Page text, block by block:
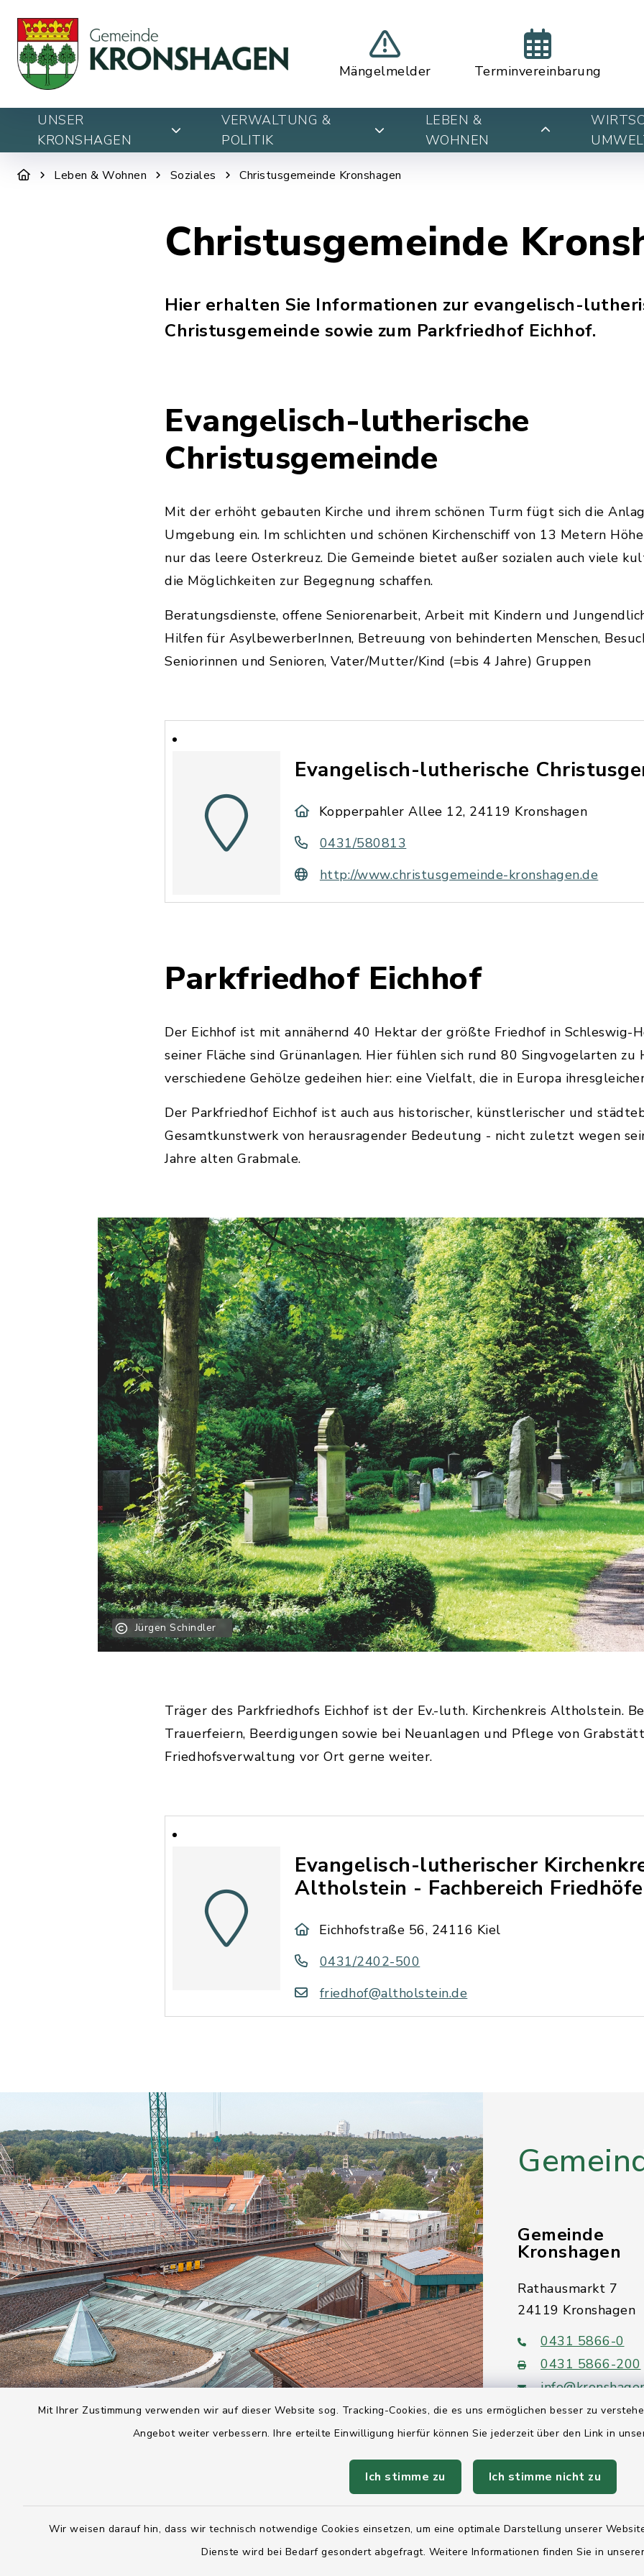
Mit Ihrer Zustimmung verwenden wir auf dieser Website sog. Tracking-Cookies, die es uns ermöglichen besser zu
Angebot weiter verbessern. Ihre erteilte Einwilligung hierfür können Sie jederzeit über den Link in
Ich stimme zu Ich stimme nicht zu
Wir weisen darauf hin, dass wir technisch notwendige Cookies einsetzen, um eine optimale Darstellung unserer
Dienste wird bei Bedarf gesondert abgefragt. Weitere Informationen finden Sie in
Mängelmelder Terminvereinbarung
UNSER
KRONSHAGEN
VERWALTUNG &
POLITIK
LEBEN &
WOHNEN
Leben & Wohnen Soziales Christusgemeinde Kronshagen
Christusgemeinde
Hier erhalten Sie Informationen zur evangelisch-
Christusgemeinde sowie zum Parkfriedhof Eichhof.
Evangelisch-lutherische
Christusgemeinde
Mit der erhöht gebauten Kirche und ihrem schönen Turm fügt sich die
Umgebung ein. Im schlichten und schönen Kirchenschiff von 13 Metern
nur das leere Osterkreuz. Die Gemeinde bietet außer sozialen auch viele
die Möglichkeiten zur Begegnung schaffen.
Beratungsdienste, offene Seniorenarbeit, Arbeit mit Kindern und
Hilfen für AsylbewerberInnen, Betreuung von behinderten Menschen,
Seniorinnen und Senioren, Vater/Mutter/Kind (=bis 4 Jahre) Gruppen
Evangelisch-lutherische
Kopperpahler Allee 12, 24119 Kronshagen
0431/580813
http://www.christusgemeinde-kronshagen.de
Parkfriedhof Eichhof
Der Eichhof ist mit annähernd 40 Hektar der größte Friedhof in Schleswig-
seiner Fläche sind Grünanlagen. Hier fühlen sich rund 80 Singvogelarten zu
verschiedene Gehölze gedeihen hier: eine Vielfalt, die in Europa
Der Parkfriedhof Eichhof ist auch aus historischer, künstlerischer und
Gesamtkunstwerk von herausragender Bedeutung - nicht zuletzt wegen
Jahre alten Grabmale.
Jürgen Schindler
Träger des Parkfriedhofs Eichhof ist der Ev.-luth. Kirchenkreis Altholstein.
Trauerfeiern, Beerdigungen sowie bei Neuanlagen und Pflege von
Friedhofsverwaltung vor Ort gerne weiter.
Evangelisch-lutherischer
Altholstein - Fachbereich Friedhöfe
Eichhofstraße 56, 24116 Kiel
0431/2402-500
friedhof@altholstein.de
Gemeinde
Kronshagen
Rathausmarkt 7
24119 Kronshagen
0431 5866-0
0431 5866-200
Quicklinks
Ihre
Landesregierung